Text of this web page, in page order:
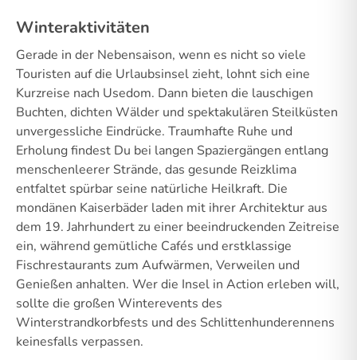
Winteraktivitäten
Gerade in der Nebensaison, wenn es nicht so viele
Touristen auf die Urlaubsinsel zieht, lohnt sich eine
Kurzreise nach Usedom. Dann bieten die lauschigen
Buchten, dichten Wälder und spektakulären Steilküsten
unvergessliche Eindrücke. Traumhafte Ruhe und
Erholung findest Du bei langen Spaziergängen entlang
menschenleerer Strände, das gesunde Reizklima
entfaltet spürbar seine natürliche Heilkraft. Die
mondänen Kaiserbäder laden mit ihrer Architektur aus
dem 19. Jahrhundert zu einer beeindruckenden Zeitreise
ein, während gemütliche Cafés und erstklassige
Fischrestaurants zum Aufwärmen, Verweilen und
Genießen anhalten. Wer die Insel in Action erleben will,
sollte die großen Winterevents des
Winterstrandkorbfests und des Schlittenhunderennens
keinesfalls verpassen.